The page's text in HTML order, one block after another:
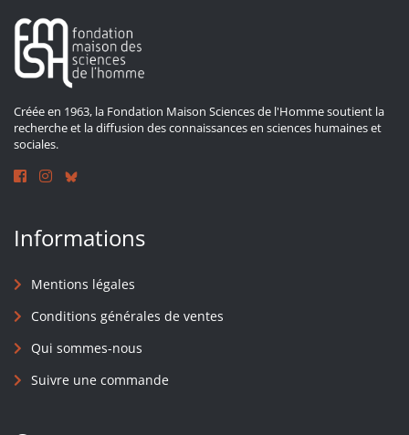
Créée en 1963, la Fondation Maison Sciences de l'Homme soutient la
recherche et la diffusion des connaissances en sciences humaines et
sociales.
Informations
Mentions légales
Conditions générales de ventes
Qui sommes-nous
Suivre une commande